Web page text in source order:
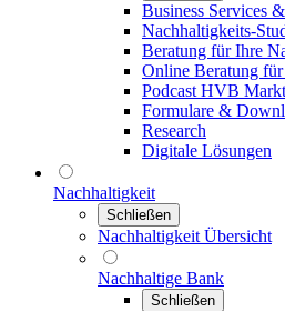
Business Services
Nachhaltigkeits-
Beratung für Ihre
Online Beratung
Podcast HVB
Formulare &
Research
Digitale Lösungen
Nachhaltigkeit
Schließen
Nachhaltigkeit Übersicht
Nachhaltige Bank
Schließen